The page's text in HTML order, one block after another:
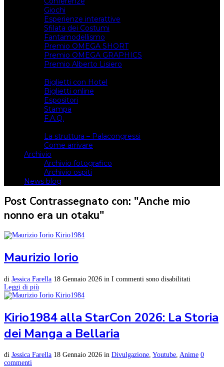
Giochi
Esperienze interattive
Sfilata dei Costumi
Fantamodellismo
Premio OMEGA SHORT
Premio OMEGA GRAPHICS
Premio Alberto Lisiero
Biglietti con Hotel
Biglietti online
Espositori
Stampa
F.A.Q.
La struttura – Palacongressi
Come arrivare
Archivio
Archivio fotografico
Archivio ospiti
News blog
Post Contrassegnato con: "Anche mio
nonno era un otaku"
Maurizio Iorio
di Jessica Farella 18 Gennaio 2026 in I commenti sono disabilitati
Leggi di più
Kirio1984 alla StarCon 2026: La Storia
dei Manga a Bellaria
di Jessica Farella 18 Gennaio 2026 in Divulgazione, Youtube, Anime 0
commenti